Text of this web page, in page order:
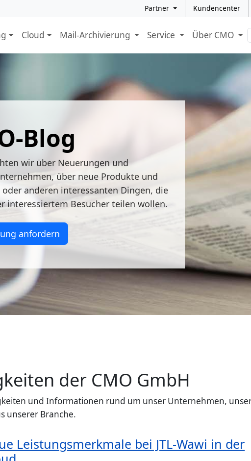
Partner Kundencenter
Cloud Mail-Archivierung Service Über CMO
Blog
wir über Neuerungen und
über neue Produkte und
anderen interessanten Dingen, die
interessiertem Besucher teilen wollen.
anfordern
der CMO GmbH
und Informationen rund um unser Unternehmen,
unserer Branche.
Leistungsmerkmale bei JTL-Wawi in der